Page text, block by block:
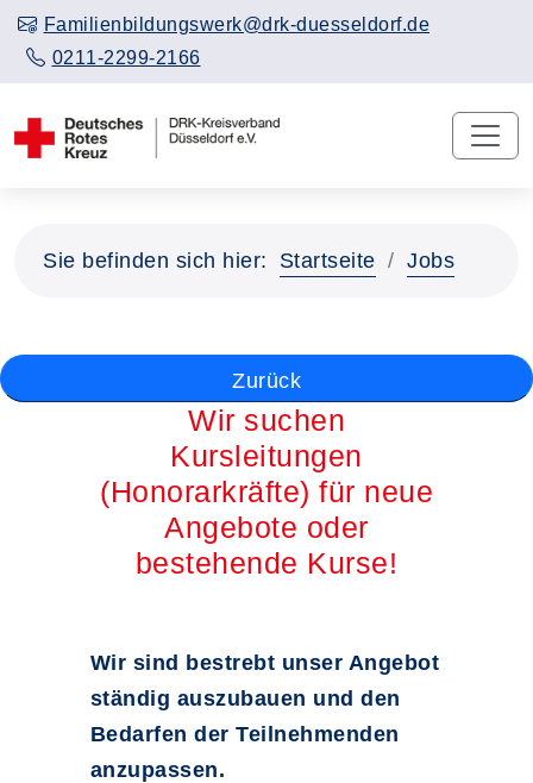
Familienbildungswerk@drk-duesseldorf.de
0211-2299-2166
Sie befinden sich hier: Startseite Jobs
Zurück
Wir suchen
Kursleitungen
(Honorarkräfte) für neue
Angebote oder
bestehende Kurse!
Wir sind bestrebt unser Angebot
ständig auszubauen und den
Bedarfen der Teilnehmenden
anzupassen.